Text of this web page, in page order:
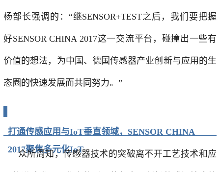
杨部长强调的：“继SENSOR+TEST之后，我们要把握
好SENSOR CHINA 2017这一交流平台，碰撞出一些有
价值的想法，为中国、德国传感器产业创新与应用的生
态圈的快速发展而共同努力。”
打通传感应用与IoT垂直领域，SENSOR CHINA
2017聚焦多元化IoT
众所周知，传感器技术的突破离不开工艺技术和应